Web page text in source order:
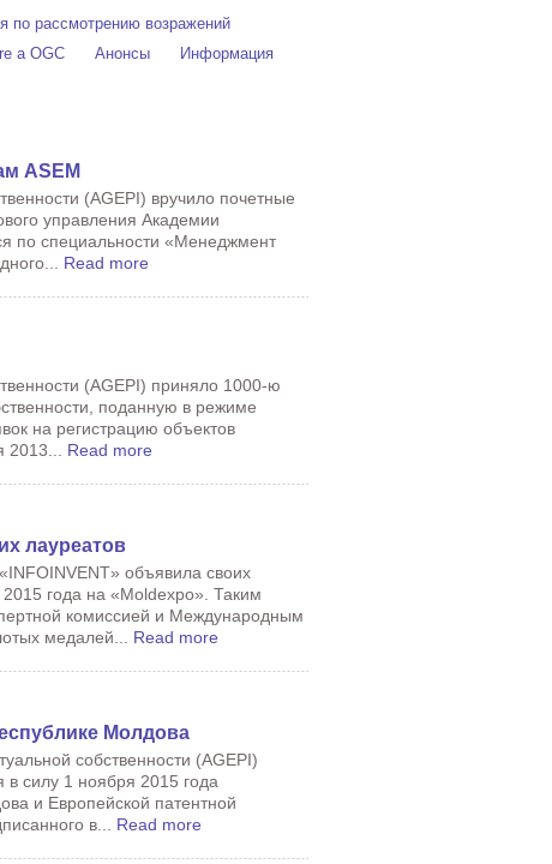
по рассмотрению возражений
a OGC Анонсы
Информация
ASEM
(AGEPI) вручило почетные
управления Академии
по специальности «Менеджмент
Read more
(AGEPI) приняло 1000-ю
поданную в режиме
на регистрацию объектов
2013... Read more
лауреатов
объявила своих
года на «Moldexpo». Таким
комиссией и Международным
медалей... Read more
Молдова
собственности (AGEPI)
в силу 1 ноября 2015 года
и Европейской патентной
в... Read more